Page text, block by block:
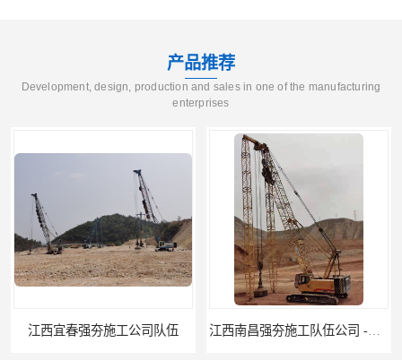
产品推荐
Development, design, production and sales in one of the manufacturing
enterprises
江西南昌强夯施工队伍公司 -湖南业峻强夯基础工程 江西新余强夯施工队伍公司 —业峻强夯基础工程